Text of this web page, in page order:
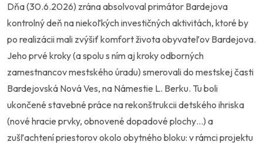
Dňa (30.6.2026) zrána absolvoval primátor Bardejova
kontrolný deň na niekoľkých investičných aktivitách, ktoré by
po realizácii mali zvýšiť komfort života obyvateľov Bardejova.
Jeho prvé kroky (a spolu s ním aj kroky odborných
zamestnancov mestského úradu) smerovali do mestskej časti
Bardejovská Nová Ves, na Námestie L. Berku. Tu boli
ukončené stavebné práce na rekonštrukcii detského ihriska
(nové hracie prvky, obnovené dopadové plochy…) a
zušľachtení priestorov okolo obytného bloku: v rámci projektu